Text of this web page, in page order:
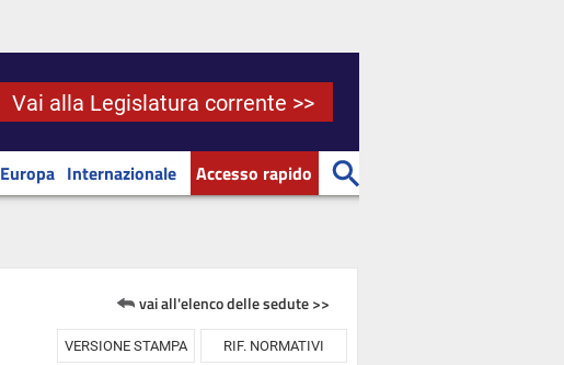
Vai alla Legislatura corrente >>
Europa Internazionale Accesso rapido
vai all'elenco delle sedute >>
VERSIONE STAMPA RIF. NORMATIVI